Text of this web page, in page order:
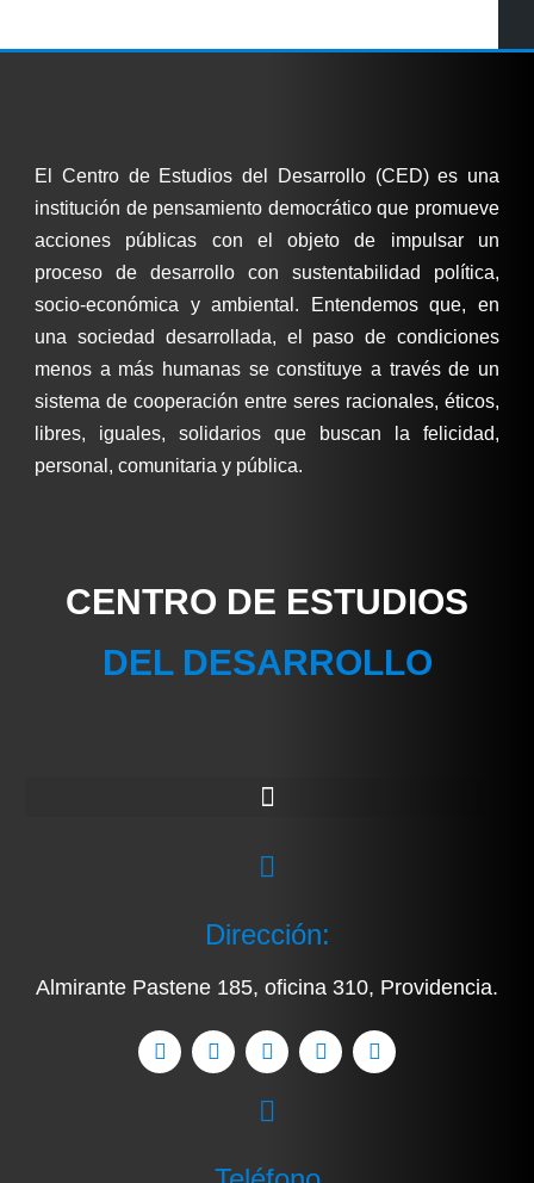
El Centro de Estudios del Desarrollo (CED) es una
institución de pensamiento democrático que promueve
acciones públicas con el objeto de impulsar un
proceso de desarrollo con sustentabilidad política,
socio-económica y ambiental. Entendemos que, en
una sociedad desarrollada, el paso de condiciones
menos a más humanas se constituye a través de un
sistema de cooperación entre seres racionales, éticos,
libres, iguales, solidarios que buscan la felicidad,
personal, comunitaria y pública.
CENTRO DE ESTUDIOS
DEL DESARROLLO
Dirección:
Almirante Pastene 185, oficina 310, Providencia.